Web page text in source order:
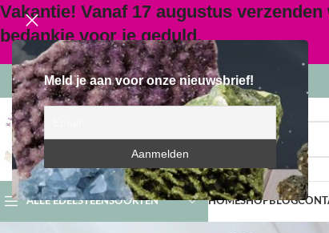
Meld je aan voor onze nieuwsbrief!
Vakantie! Vanaf 17 augustus
bedankje voor je geduld.
SELECTEER CATEGORIE
ALLE EDELSTEENSOORTEN HOMESHOPBLOG